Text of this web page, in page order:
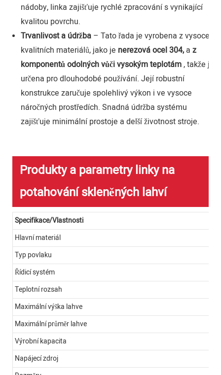
nádoby, linka zajišťuje rychlé zpracování s vynikající
kvalitou povrchu.
Trvanlivost a údržba– Tato řada je vyrobena z vysoce
kvalitních materiálů, jako je nerezová ocel 304,a z
komponentů odolných vůči vysokým teplotám, takže je
určena pro dlouhodobé používání. Její robustní
konstrukce zaručuje spolehlivý výkon i ve vysoce
náročných prostředích. Snadná údržba systému
zajišťuje minimální prostoje a delší životnost stroje.
Produkty a parametry linky na
potahování skleněných lahví
Specifikace/Vlastnosti
Hlavní materiál
Typ povlaku
Řídicí systém
Teplotní rozsah
Maximální výška lahve
Maximální průměr lahve
Výrobní kapacita
Napájecí zdroj